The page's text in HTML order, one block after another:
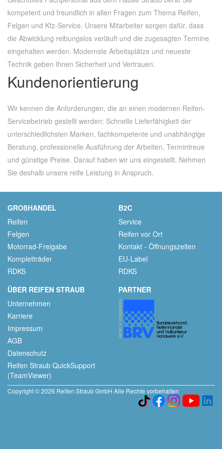
kompetent und freundlich in allen Fragen zum Thema Reifen,
Felgen und Kfz-Service. Unsere Mitarbeiter sorgen dafür, dass
die Abwicklung reibungslos verläuft und die zugesagten Termine
eingehalten werden. Modernste Arbeitsplätze und neueste
Technik geben Ihnen Sicherheit und Vertrauen.
Kundenorientierung
Wir kennen die Anforderungen, die an einen modernen Reifen-
Servicebetrieb gestellt werden: Schnelle Lieferfähigkeit der
unterschiedlichsten Marken, fachkompetente und unabhängige
Beratung, professionelle Ausführung der Arbeiten, Termintreue
und günstige Preise. Darauf haben wir uns eingestellt. Nehmen
Sie deshalb unsere reife Leistung in Anspruch.
GROßHANDEL
Reifen
Felgen
Motorrad-Freigabe
Kompletträder
RDKS
B2C
Service
Reifen vor Ort
Kontakt - Öffnungszeiten
EU-Label
RDKS
ÜBER REIFEN STRAUB
Unternehmen
Karriere
Impressum
AGB
Datenschutz
Reifen Straub QuickSupport
(TeamViewer)
PARTNER
Copyright © 2026 Reifen Straub GmbH Alle Rechte vorbehalten